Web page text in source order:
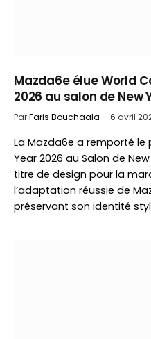
Mazda6e élue World
2026 au salon de New
ParFaris Bouchaala 6 avril
La Mazda6e a remporté le
Year 2026 au Salon de
titre de design pour la
l’adaptation réussie de
préservant son identité